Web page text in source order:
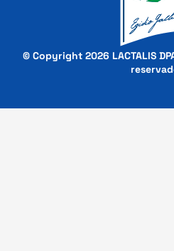
© Copyright 2026 LACTALIS